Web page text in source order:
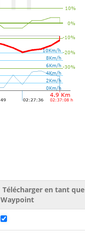
Télécharger en tant que
Waypoint